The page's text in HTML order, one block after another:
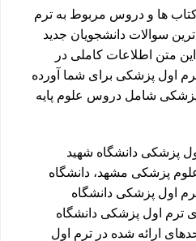
ها و دروس مربوط به ترم
سوالات دانشجویان جدید
متن اطلاعات کاملی در
اول پزشکی برای شما آورده
پزشکی شامل دروس علوم پایه
پزشکی دانشگاه شهید
پزشکی مشهد، دانشگاه
اول پزشکی دانشگاه
ترم اول پزشکی دانشگاه
ارائه شده در ترم اول